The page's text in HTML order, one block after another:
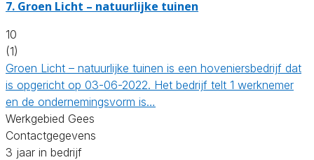
7. Groen Licht – natuurlijke tuinen
10
(1)
Groen Licht – natuurlijke tuinen is een hoveniersbedrijf dat
is opgericht op 03-06-2022. Het bedrijf telt 1 werknemer
en de ondernemingsvorm is…
Werkgebied Gees
Contactgegevens
3 jaar in bedrijf